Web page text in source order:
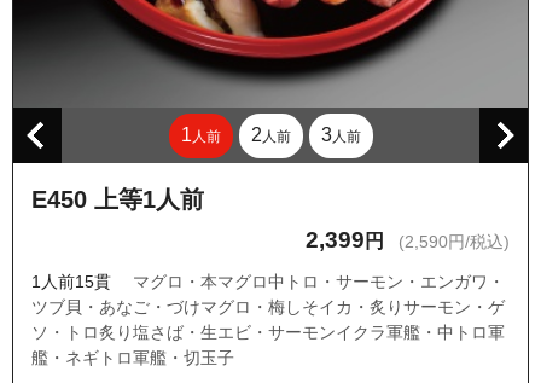
1人前 2 人前 3人前
E450 上等1人前
2,399 円 (2,590円/税込)
1人前15貫
マグロ・本マグロ中トロ・サーモン・エンガワ・
ツブ貝・あなご・づけマグロ・梅しそイカ・炙りサーモン・ゲ
ソ・トロ炙り塩さば・生エビ・サーモンイクラ軍艦・中トロ軍
艦・ネギトロ軍艦・切玉子